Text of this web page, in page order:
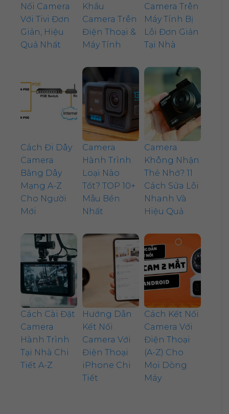
Nối Camera
Với Tivi Đơn
Giản, Hiệu
Quả Nhất
Khẩu
Camera Trên
Điện Thoại &
Máy Tính
Camera Trên
Máy Tính Bị
Lỗi Đơn Giản
Tại Nhà
Cách Đi Dây
Camera
Bằng Dây
Mạng A-Z
Cho Người
Mới
Camera
Hành Trình
Loại Nào
Tốt? TOP 10+
Mẫu Bền
Nhất
Camera
Không Nhận
Thẻ Nhớ? 11
Cách Sửa Lỗi
Nhanh Và
Hiệu Quả
Cách Cài Đặt
Camera
Hành Trình
Tại Nhà Chi
Tiết A-Z
Hướng Dẫn
Kết Nối
Camera Với
Điện Thoại
iPhone Chi
Tiết
Cách Kết Nối
Camera Với
Điện Thoại
(A-Z) Cho
Mọi Dòng
Máy